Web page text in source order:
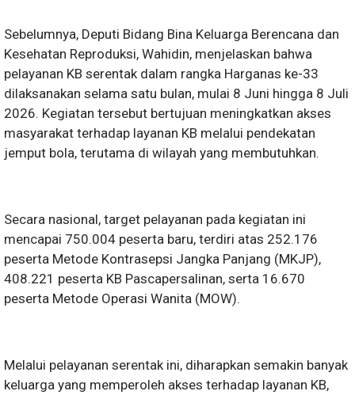
Sebelumnya, Deputi Bidang Bina Keluarga Berencana dan
Kesehatan Reproduksi, Wahidin, menjelaskan bahwa
pelayanan KB serentak dalam rangka Harganas ke-33
dilaksanakan selama satu bulan, mulai 8 Juni hingga 8 Juli
2026. Kegiatan tersebut bertujuan meningkatkan akses
masyarakat terhadap layanan KB melalui pendekatan
jemput bola, terutama di wilayah yang membutuhkan.
Secara nasional, target pelayanan pada kegiatan ini
mencapai 750.004 peserta baru, terdiri atas 252.176
peserta Metode Kontrasepsi Jangka Panjang (MKJP),
408.221 peserta KB Pascapersalinan, serta 16.670
peserta Metode Operasi Wanita (MOW).
Melalui pelayanan serentak ini, diharapkan semakin banyak
keluarga yang memperoleh akses terhadap layanan KB,